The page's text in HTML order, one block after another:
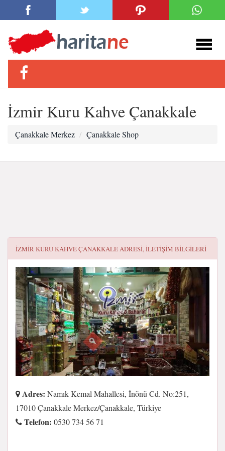
İzmir Kuru Kahve Çanakkale
Çanakkale Merkez Çanakkale Shop
İZMIR KURU KAHVE ÇANAKKALEADRESI, ILETIŞIM BILGILERI
Adres: Namık Kemal Mahallesi, İnönü Cd. No:251,
17010 Çanakkale Merkez/Çanakkale, Türkiye
Telefon: 0530 734 56 71